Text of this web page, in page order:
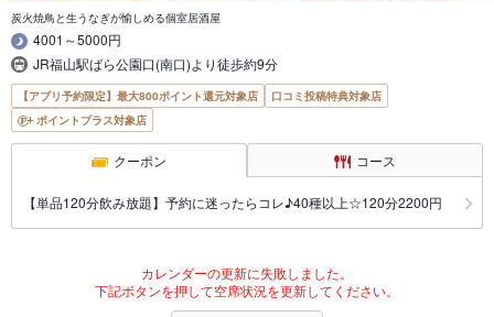
炭火焼鳥と生うなぎが愉しめる個室居酒屋
4001～5000円
JR福山駅ばら公園口(南口)より徒歩約9分
【アプリ予約限定】最大800ポイント還元対象店
口コミ投稿特典対象店
ポイントプラス対象店
クーポン コース
【単品120分飲み放題】予約に迷ったらコレ♪40種以上☆120分2200円
カレンダーの更新に失敗しました。
下記ボタンを押して空席状況を更新してください。